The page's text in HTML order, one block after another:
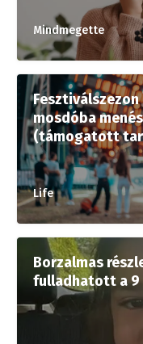
Mindmegette
mosdóba
(támogatott
Life
Borzalmas
fulladhatott a 9